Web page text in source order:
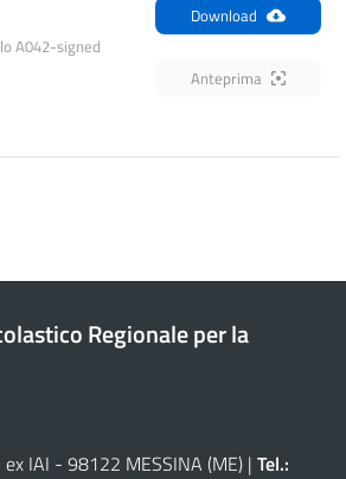
A042-signed
Download
Anteprima
Regionale per la
IAI - 98122 MESSINA (ME) | Tel.: